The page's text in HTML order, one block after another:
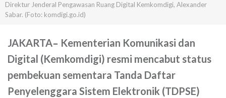
Direktur Jenderal Pengawasan Ruang Digital Kemkomdigi, Alexander
Sabar. (Foto: komdigi.go.id)
JAKARTA– Kementerian Komunikasi dan
Digital (Kemkomdigi) resmi mencabut status
pembekuan sementara Tanda Daftar
Penyelenggara Sistem Elektronik (TDPSE)